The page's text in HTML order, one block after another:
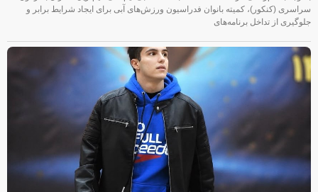
سراسری (کنکور)، کمیته بانوان فدراسیون ورزش‌های آبی برای ایجاد شرایط برابر و
جلوگیری از تداخل برنامه‌های